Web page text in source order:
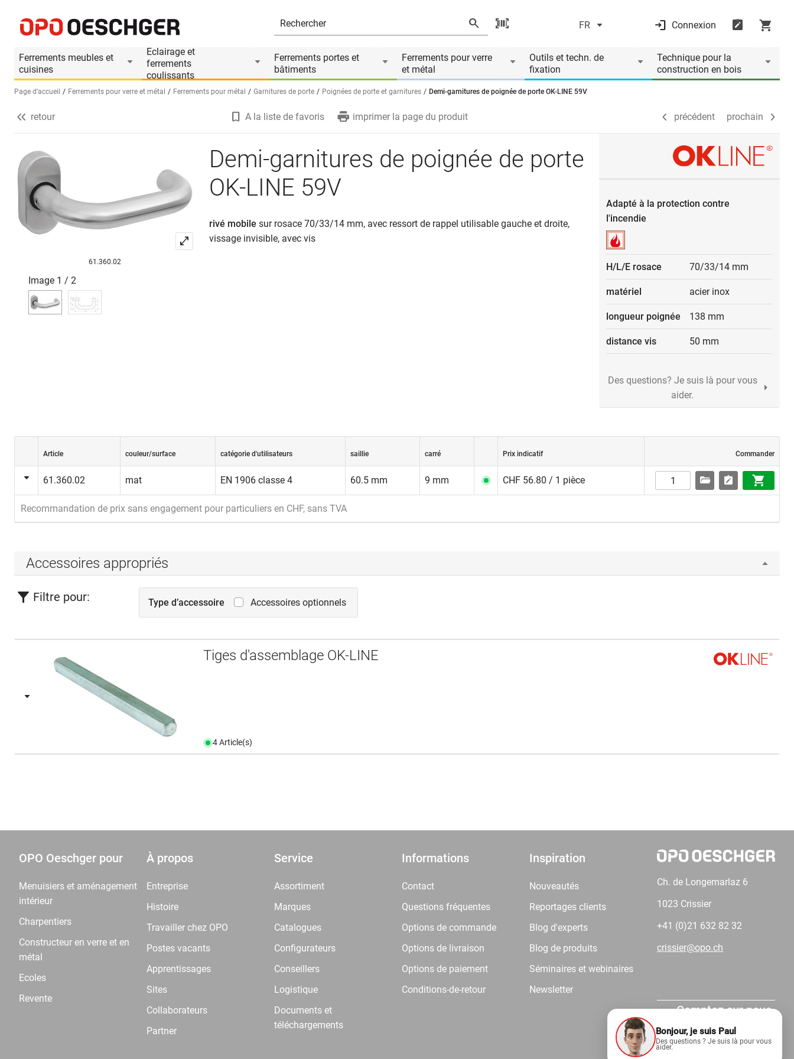
FR Connexion
Ferrements meubles et
cuisines
Eclairage et
ferrements
coulissants
Ferrements portes et
bâtiments
Ferrements pour verre
et métal
Outils et techn. de
fixation
Technique pour la
construction en bois
Sélectionnez une langue (FR)
Page d’accueil Ferrements pour verre et métal Ferrements pour métal Garnitures de porte Poignées de porte et garnitures Demi-garnitures de poignée de porte OK-LINE 59V
Informations produit
Accessoires appropriés précédent prochain
retour A la liste de favoris imprimer la page du produit précédent prochain
61.360.02
Image 1 / 2
Demi-garnitures de poignée de porte
OK-LINE 59V
rivé mobile sur rosace 70/33/14 mm, avec ressort de rappel utilisable gauche et droite,
vissage invisible, avec vis
Adapté à la protection contre
l'incendie
H/L/E rosace 70/33/14 mm
matériel acier inox
longueur poignée 138 mm
distance vis 50 mm
Des questions? Je suis là pour vous
aider.
Article couleur/surface catégorie d'utilisateurs saillie carré Prix indicatif Commander
61.360.02 mat EN 1906 classe 4 60.5 mm 9 mm CHF 56.80 / 1 pièce
Recommandation de prix sans engagement pour particuliers en CHF, sans TVA
Accessoires appropriés
Filtre pour: Type d’accessoire Accessoires optionnels
Tiges d'assemblage OK-LINE
4 Article(s)
OPO Oeschger pour
Menuisiers et aménagement
intérieur
Charpentiers
Constructeur en verre et en
métal
Ecoles
Revente
À propos
Entreprise
Histoire
Travailler chez OPO
Postes vacants
Apprentissages
Sites
Collaborateurs
Partner
Service
Assortiment
Marques
Catalogues
Configurateurs
Conseillers
Logistique
Documents et
téléchargements
Informations
Contact
Questions fréquentes
Options de commande
Options de livraison
Options de paiement
Conditions-de-retour
Inspiration
Nouveautés
Reportages clients
Blog d'experts
Blog de produits
Séminaires et webinaires
Newsletter
Ch. de Longemarlaz 6
1023 Crissier
+41 (0)21 632 82 32
crissier@opo.ch
Comptez sur nous.
Bonjour, je suis Paul
Des questions ? Je suis là pour vous
aider.